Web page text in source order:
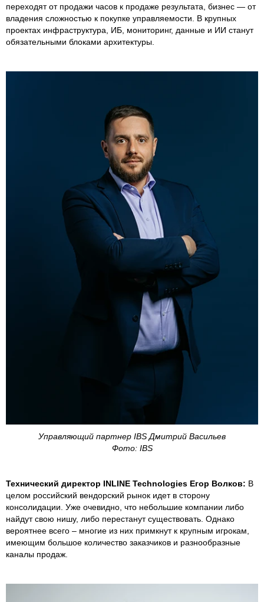
переходят от продажи часов к продаже результата, бизнес — от
владения сложностью к покупке управляемости. В крупных
проектах инфраструктура, ИБ, мониторинг, данные и ИИ станут
обязательными блоками архитектуры.
Управляющий партнер IBS Дмитрий Васильев
Фото: IBS
Технический директор INLINE Technologies Егор Волков: В
целом российский вендорский рынок идет в сторону
консолидации. Уже очевидно, что небольшие компании либо
найдут свою нишу, либо перестанут существовать. Однако
вероятнее всего – многие из них примкнут к крупным игрокам,
имеющим большое количество заказчиков и разнообразные
каналы продаж.